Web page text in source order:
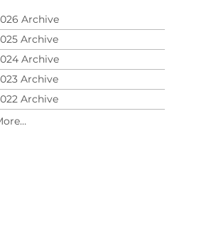
Archive
Archive
Archive
Archive
Archive
Archive